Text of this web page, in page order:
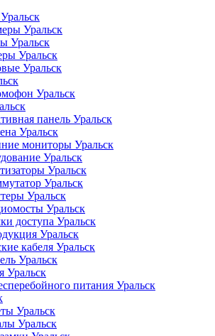
Уральск
Уральск
Уральск
Уральск
Уральск
панель Уральск
Уральск
мониторы Уральск
Уральск
Уральск
Уральск
Уральск
Уральск
доступа Уральск
Уральск
кабеля Уральск
Уральск
Уральск
питания Уральск
Уральск
Уральск